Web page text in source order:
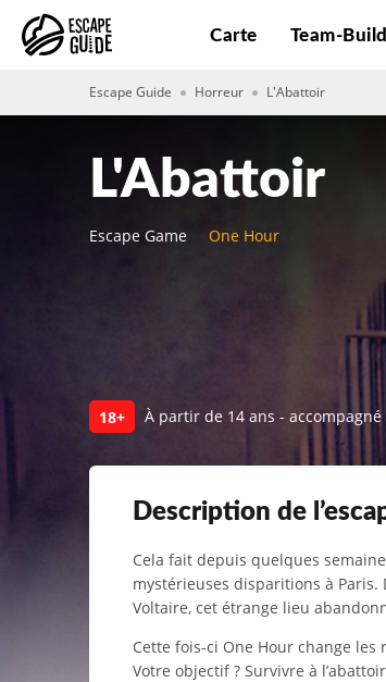
Carte Team-
Escape Guide Horreur L'Abattoir
Escape Game One Hour
L'Abattoir
18+ À partir de 14 ans -
Description de
Cela fait depuis quelques
mystérieuses disparitions à
Voltaire, cet étrange lieu
Cette fois-ci One Hour change les
Votre objectif ? Survivre à